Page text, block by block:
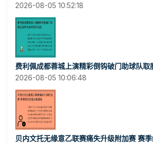
2026-08-05 10:52:18
费利佩成都蓉城上演精彩倒钩破门助球队取
2026-08-05 10:06:48
贝内文托无缘意乙联赛痛失升级附加赛 赛